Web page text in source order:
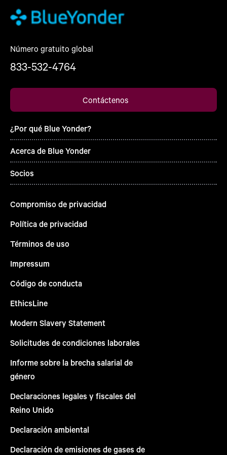
Número gratuito global
833-532-4764
Contáctenos
¿Por qué Blue Yonder?
Acerca de Blue Yonder
Socios
Compromiso de privacidad
Política de privacidad
Términos de uso
Impressum
Código de conducta
EthicsLine
Modern Slavery Statement
Solicitudes de condiciones laborales
Informe sobre la brecha salarial de
género
Declaraciones legales y fiscales del
Reino Unido
Declaración ambiental
Declaración de emisiones de gases de